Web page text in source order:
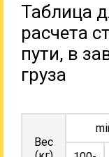
Таблица
расчета
пути, в
груза
Вес